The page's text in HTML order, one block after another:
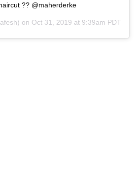
?? @maherderke ?
on Oct 31, 2019 at 9:39am PDT